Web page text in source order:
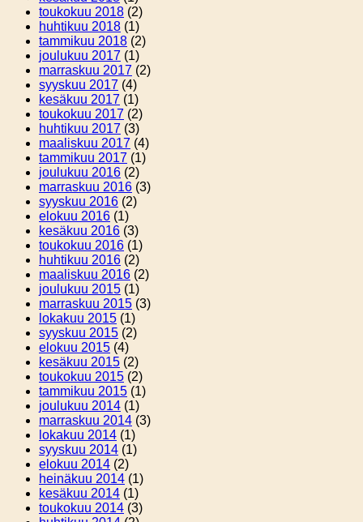
toukokuu 2018 (2)
huhtikuu 2018 (1)
tammikuu 2018 (2)
joulukuu 2017 (1)
marraskuu 2017 (2)
syyskuu 2017 (4)
kesäkuu 2017 (1)
toukokuu 2017 (2)
huhtikuu 2017 (3)
maaliskuu 2017 (4)
tammikuu 2017 (1)
joulukuu 2016 (2)
marraskuu 2016 (3)
syyskuu 2016 (2)
elokuu 2016 (1)
kesäkuu 2016 (3)
toukokuu 2016 (1)
huhtikuu 2016 (2)
maaliskuu 2016 (2)
joulukuu 2015 (1)
marraskuu 2015 (3)
lokakuu 2015 (1)
syyskuu 2015 (2)
elokuu 2015 (4)
kesäkuu 2015 (2)
toukokuu 2015 (2)
tammikuu 2015 (1)
joulukuu 2014 (1)
marraskuu 2014 (3)
lokakuu 2014 (1)
syyskuu 2014 (1)
elokuu 2014 (2)
heinäkuu 2014 (1)
kesäkuu 2014 (1)
toukokuu 2014 (3)